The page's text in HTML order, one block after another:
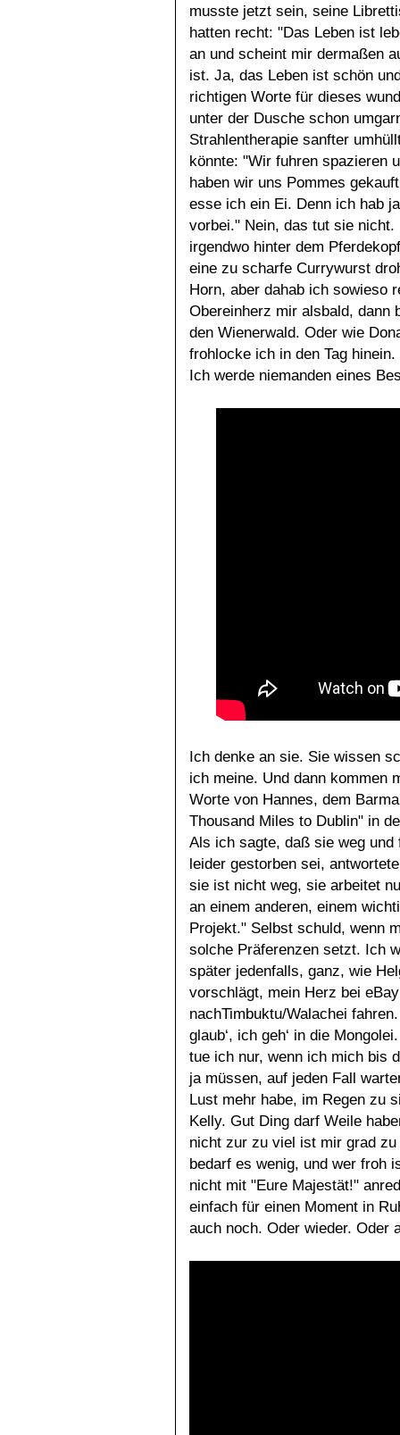
musste jetzt sein, seine
hatten recht: "Das Leben ist
an und scheint mir dermaßen
ist. Ja, das Leben ist schön
richtigen Worte für dieses
unter der Dusche schon
Strahlentherapie sanfter
könnte: "Wir fuhren spazieren
haben wir uns Pommes
esse ich ein Ei. Denn ich hab
vorbei." Nein, das tut sie
irgendwo hinter dem
eine zu scharfe Currywurst
Horn, aber dahab ich sowieso
Obereinherz mir alsbald, dann
den Wienerwald. Oder wie
frohlocke ich in den Tag
Ich werde niemanden eines
Ich denke an sie. Sie wissen
ich meine. Und dann kommen
Worte von Hannes, dem
Thousand Miles to Dublin" in
Als ich sagte, daß sie weg und
leider gestorben sei,
sie ist nicht weg, sie arbeitet
an einem anderen, einem
Projekt." Selbst schuld, wenn
solche Präferenzen setzt. Ich
später jedenfalls, ganz, wie
vorschlägt, mein Herz bei
nachTimbuktu/Walachei
glaub‘, ich geh‘ in die
tue ich nur, wenn ich mich bis
ja müssen, auf jeden Fall
Lust mehr habe, im Regen zu
Kelly. Gut Ding darf Weile
nicht zur zu viel ist mir grad
bedarf es wenig, und wer froh
nicht mit "Eure Majestät!"
einfach für einen Moment in
auch noch. Oder wieder. Oder